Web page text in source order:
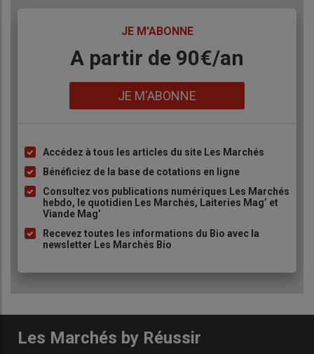
JE M'ABONNE
BodyA partir de 90€/an
JE M'ABONNE
Liste
à
puce
Accédez à tous les articles du site Les Marchés
Bénéficiez de la base de cotations en ligne
Consultez vos publications numériques Les Marchés
hebdo, le quotidien Les Marchés, Laiteries Mag’ et
Viande Mag’
Recevez toutes les informations du Bio avec la
newsletter Les Marchés Bio
Les Marchés by Réussir